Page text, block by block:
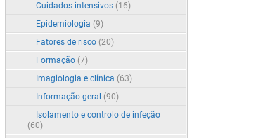
Cuidados intensivos (16)
Epidemiologia (9)
Fatores de risco (20)
Formação (7)
Imagiologia e clínica (63)
Informação geral (90)
Isolamento e controlo de infeção
(60)